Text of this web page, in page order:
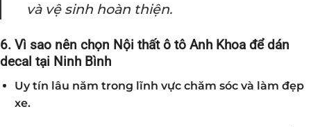
và vệ sinh hoàn thiện.
6. Vì sao nên chọn Nội thất ô tô Anh Khoa để dán
decal tại Ninh Bình
Uy tín lâu năm trong lĩnh vực chăm sóc và làm đẹp
xe.